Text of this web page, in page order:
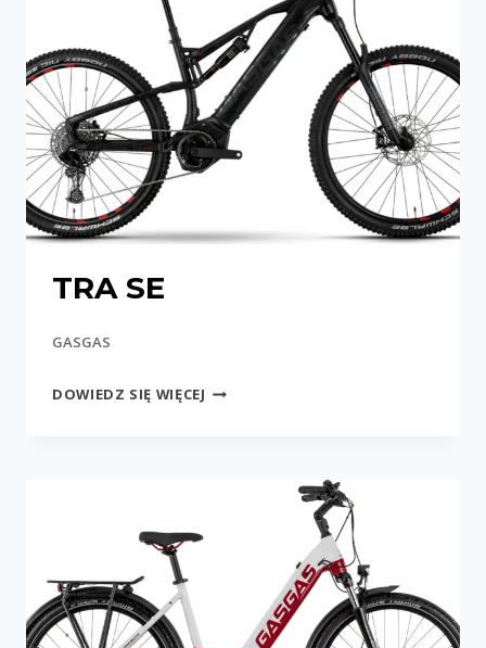
TRA SE
GASGAS
DOWIEDZ SIĘ WIĘCEJ TRA